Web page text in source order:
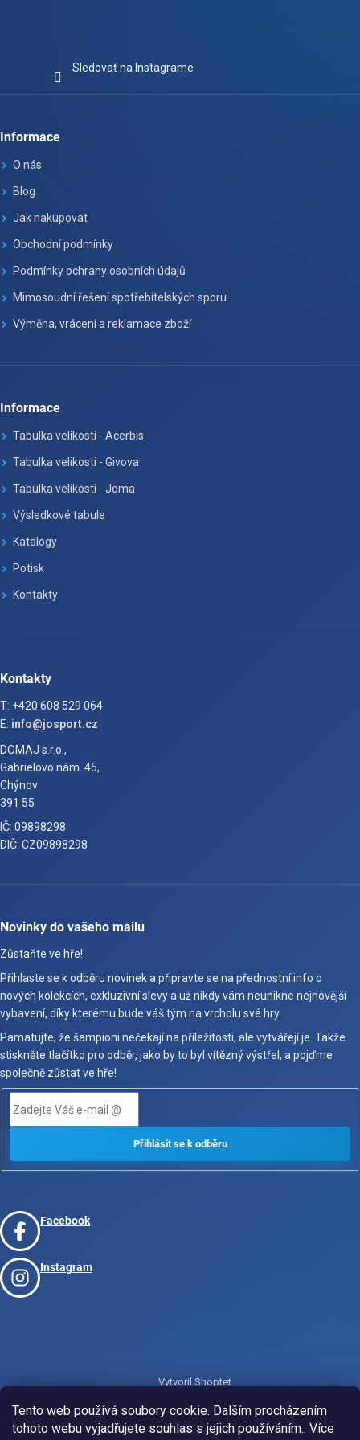
Tento web používá soubory cookie. Dalším procházením
tohoto webu vyjadřujete souhlas s jejich používáním.. Více
Sledovať na Instagrame
Informace
O nás
Blog
Jak nakupovat
Obchodní podmínky
Podmínky ochrany osobních údajů
Mimosoudní řešení spotřebitelských sporu
Výměna, vrácení a reklamace zboží
Informace
Tabulka velikosti - Acerbis
Tabulka velikosti - Givova
Tabulka velikosti - Joma
Výsledkové tabule
Katalogy
Potisk
Kontakty
Kontakty
T: +420 608 529 064
E: info@josport.cz
DOMAJ s.r.o.,
Gabrielovo nám. 45,
Chýnov
391 55
IČ: 09898298
DIČ: CZ09898298
Novinky do vašeho mailu
Zůstaňte ve hře!
Přihlaste se k odběru novinek a připravte se na přednostní info o
nových kolekcích, exkluzivní slevy a už nikdy vám neunikne nejnovější
vybavení, díky kterému bude váš tým na vrcholu své hry.
Pamatujte, že šampioni nečekají na příležitosti, ale vytvářejí je. Takže
stiskněte tlačítko pro odběr, jako by to byl vítězný výstřel, a pojďme
společně zůstat ve hře!
Facebook
Instagram
Vytvoril Shoptet
Copyright 2026www.josport.cz . Všetky práva vyhradené.